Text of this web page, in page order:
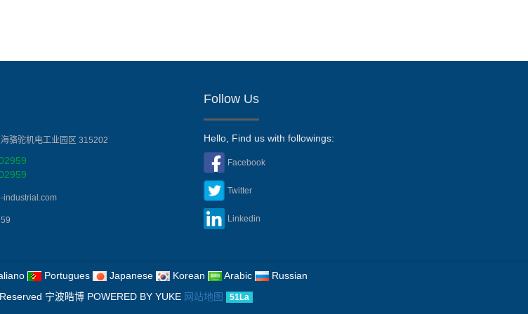
骆驼机电工业园区 315202
industrial.com
Follow Us
Hello, Find us with followings:
Facebook
Twitter
Linkedin
Portugues Japanese Korean Arabic
Russian
宁波晧博 POWERED BY YUKE 网站地图 51La